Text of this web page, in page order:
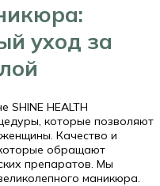
уход за
SHINE HEALTH
которые позволяют
Качество и
обращают
препаратов. Мы
маникюра.